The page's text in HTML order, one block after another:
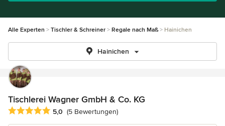
Alle Experten Tischler & Schreiner Regale nach Maß Hainichen
Hainichen
Tischlerei Wagner GmbH & Co. KG
Durchschnittliche Bewertung: 5 von 5 Sternen
5,0 (5 Bewertungen)